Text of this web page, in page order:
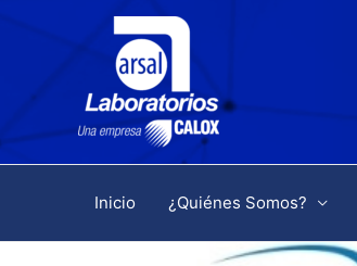
Inicio ¿Quiénes Somos?